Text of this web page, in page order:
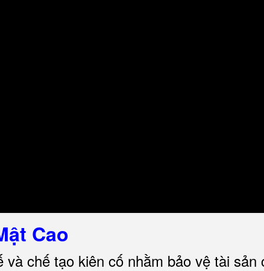
Cao
chế tạo kiên cố nhằm bảo vệ tài sản